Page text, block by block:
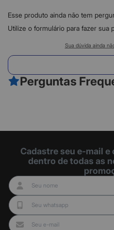
1
0
Esse produto ainda não tem
Utilize o formulário para fazer sua
Sua dúvida ainda
Perguntas
Cadastre seu e-mail
dentro de todas as